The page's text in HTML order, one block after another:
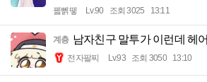
꿻뻵뗗 Lv.90 조회 3025 13:11
계층 남자친구 말투가 이런데 헤
전자팔찌 Lv.93 조회 3050 13:10